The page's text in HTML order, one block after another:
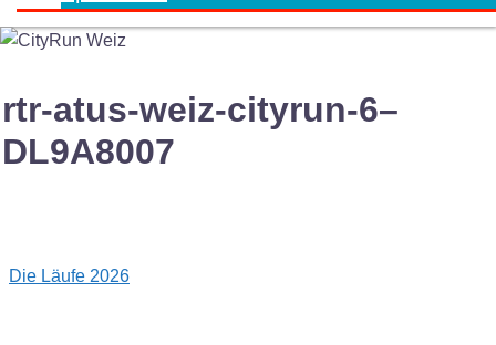
rtr-atus-weiz-cityrun-6–
DL9A8007
Post
Die Läufe 2026